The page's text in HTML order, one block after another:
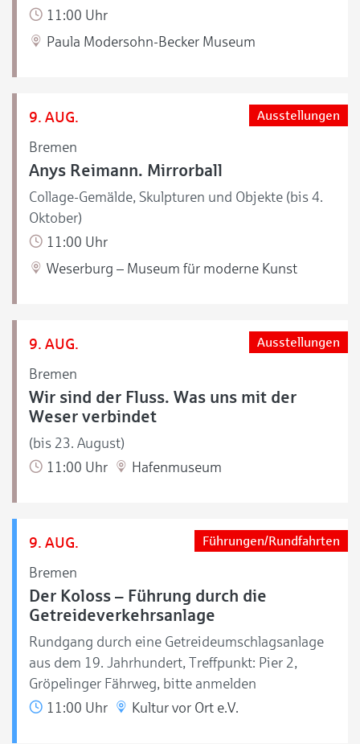
11:00 Uhr
Paula Modersohn-Becker Museum
9. AUG.
Bremen
Ausstellungen
Anys Reimann. Mirrorball
Collage-Gemälde, Skulpturen und Objekte (bis 4.
Oktober)
11:00 Uhr
Weserburg – Museum für moderne Kunst
9. AUG.
Bremen
Ausstellungen
Wir sind der Fluss. Was uns mit der
Weser verbindet
(bis 23. August)
11:00 Uhr
Hafenmuseum
9. AUG.
Bremen
Führungen/Rundfahrten
Der Koloss – Führung durch die
Getreideverkehrsanlage
Rundgang durch eine Getreideumschlagsanlage
aus dem 19. Jahrhundert, Treffpunkt: Pier 2,
Gröpelinger Fährweg, bitte anmelden
11:00 Uhr
Kultur vor Ort e.V.